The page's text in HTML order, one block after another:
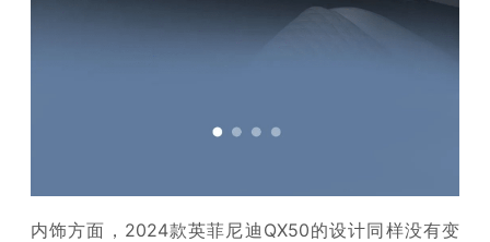
内饰方面，2024款英菲尼迪QX50的设计同样没有变